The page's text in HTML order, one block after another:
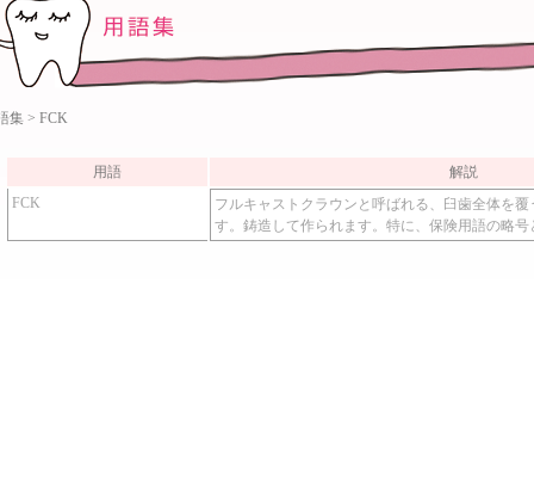
集 > FCK
用語
解説
FCK
フルキャストクラウンと呼ばれる、臼歯全体を
す。鋳造して作られます。特に、保険用語の略号